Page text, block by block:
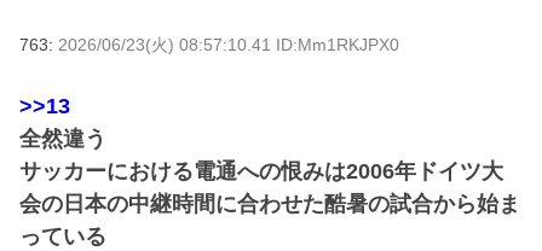
763: 2026/06/23(火) 08:57:10.41 ID:Mm1RKJPX0
>>13
全然違う
サッカーにおける電通への恨みは2006年ドイツ大
会の日本の中継時間に合わせた酷暑の試合から始ま
っている